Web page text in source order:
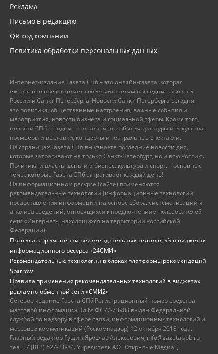
Реклама
Письмо в редакцию
QR код компании
Политика обработки персональных данных
Интернет-издание Газета.СПб – это онлайн-газета, которая
ежедневно представляет своим читателям последние новости
России и Санкт-Петербурга. Новости Санкт-Петербурга сегодня –
это политика, общественные настроения, важные события и
мероприятия, новости бизнеса и социальной сферы. Кроме того,
новости СПб сегодня – это, конечно, события культуры и искусства:
премьеры и выставки, концерты и театральные спектакли.
На страницах Газета.СПб вы узнаете последние новости дня,
которые затрагивают не только Санкт-Петербург, но и всю Россию.
Политика и власть, деньги и бизнес, культура и спорт, – основные
темы, которые Газета.СПб затрагивает каждый день!
На информационном ресурсе (сайте) применяются
рекомендательные технологии (информационные технологии
предоставления информации на основе сбора, систематизации и
анализа сведений, относящихся к предпочтениям пользователей
сети «Интернет», находящихся на территории Российской
Федерации).
Правила о применении рекомендательных технологий в виджетах
информационного ресурса «24СМИ»
Рекомендательные технологии в блоках платформы рекомендаций
Sparrow
Правила применения рекомендательных технологий в виджетах
рекламно-обменной сети «СМИ2»
Сетевое издание Газета.СПб Регистрационный номер средства
массовой информации Эл № ФС77-73908 выдан Федеральной
службой по надзору в сфере связи, информационных технологий и
массовых коммуникаций (Роскомнадзор) 12 октября 2018 года.
Главный редактор Гущин Ярослав Алексеевич, info@gazeta.spb.ru,
тел: +7 (812) 627-21-84. Учредитель АО "Открытые Медиа",